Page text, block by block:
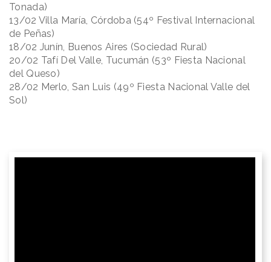
Tonada)
13/02 Villa María, Córdoba (54º Festival Internacional
de Peñas)
18/02 Junín, Buenos Aires (Sociedad Rural)
20/02 Tafí Del Valle, Tucumán (53º Fiesta Nacional
del Queso)
28/02 Merlo, San Luis (49º Fiesta Nacional Valle del
Sol)